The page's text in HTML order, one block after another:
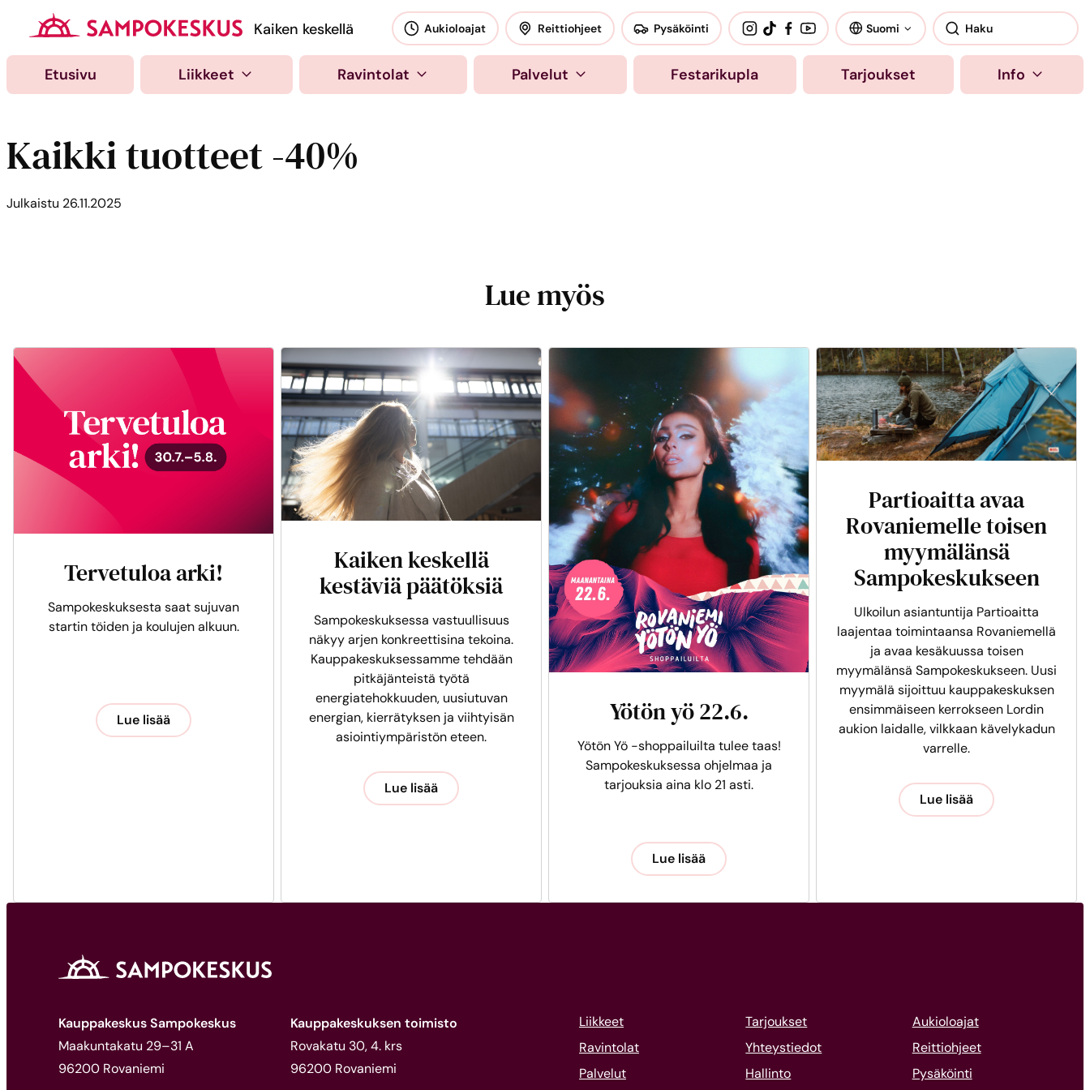
sisältöön
Kauppakeskus Sampokeskus
Kaiken keskellä
Etusivu Liikkeet Ravintolat Palvelut Festarikupla Tarjoukset Info
Aukioloajat Reittiohjeet Pysäköinti Suomi
Kaikki tuotteet -40%
Julkaistu 26.11.2025
Lue myös
Tervetuloa arki!
Sampokeskuksesta saat sujuvan
startin töiden ja koulujen alkuun.
Lue lisää
Kaiken keskellä
kestäviä päätöksiä
Sampokeskuksessa vastuullisuus
näkyy arjen konkreettisina tekoina.
Kauppakeskuksessamme tehdään
pitkäjänteistä työtä
energiatehokkuuden, uusiutuvan
energian, kierrätyksen ja viihtyisän
asiointiympäristön eteen.
Lue lisää
Yötön yö 22.6.
Yötön Yö -shoppailuilta tulee taas!
Sampokeskuksessa ohjelmaa ja
tarjouksia aina klo 21 asti.
Lue lisää
Partioaitta avaa
Rovaniemelle toisen
myymälänsä
Sampokeskukseen
Ulkoilun asiantuntija Partioaitta
laajentaa toimintaansa Rovaniemellä
ja avaa kesäkuussa toisen
myymälänsä Sampokeskukseen. Uusi
myymälä sijoittuu kauppakeskuksen
ensimmäiseen kerrokseen Lordin
aukion laidalle, vilkkaan kävelykadun
varrelle.
Lue lisää
Kauppakeskus Sampokeskus
Maakuntakatu 29–31 A
96200 Rovaniemi
Kauppakeskuksen toimisto
Rovakatu 30, 4. krs
96200 Rovaniemi
Liikkeet
Ravintolat
Palvelut
Tarjoukset
Yhteystiedot
Hallinto
Aukioloajat
Reittiohjeet
Pysäköinti